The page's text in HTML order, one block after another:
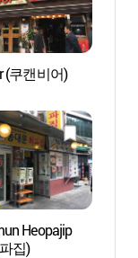
(쿠캔비어)
Heopajip
집)